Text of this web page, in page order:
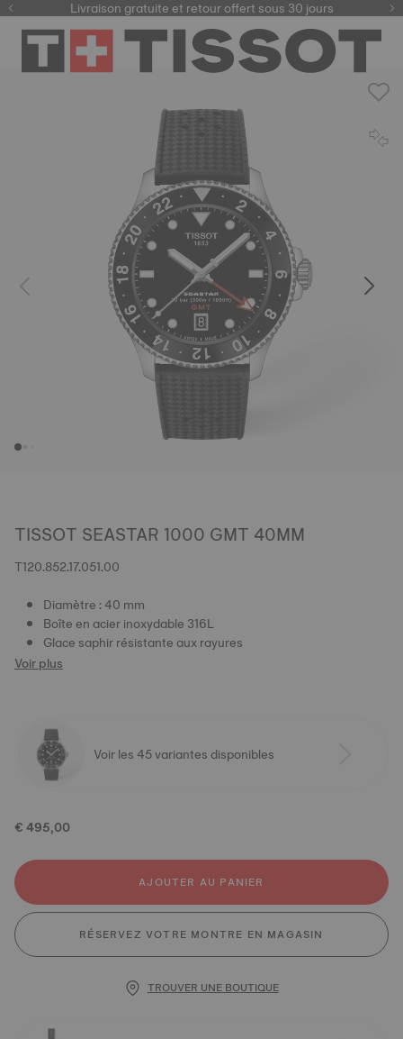
Livraison gratuite et retour offert sous 30 jours
TISSOT SEASTAR 1000 GMT 40MM
T120.852.17.051.00
Diamètre : 40 mm
Boîte en acier inoxydable 316L
Glace saphir résistante aux rayures
Voir plus
Voir les 45 variantes disponibles
€ 495,00
AJOUTER AU PANIER
RÉSERVEZ VOTRE MONTRE EN MAGASIN
TROUVER UNE BOUTIQUE